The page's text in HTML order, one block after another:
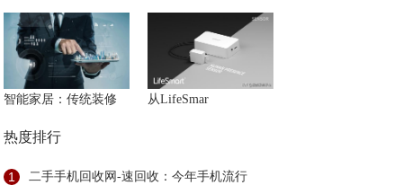
智能家居：传统装修 从LifeSmar
热度排行
1 二手手机回收网-速回收：今年手机流行